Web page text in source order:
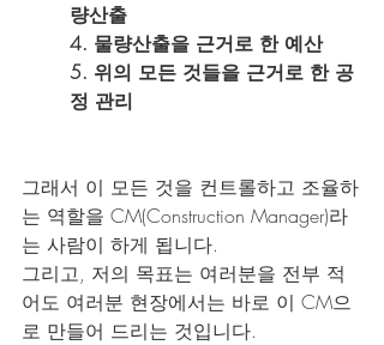
량산출
4. 물량산출을 근거로 한 예산
5. 위의 모든 것들을 근거로 한 공
정 관리
그래서 이 모든 것을 컨트롤하고 조율하
는 역할을 CM(Construction Manager)라
는 사람이 하게 됩니다.
그리고, 저의 목표는 여러분을 전부 적
어도 여러분 현장에서는 바로 이 CM으
로 만들어 드리는 것입니다.